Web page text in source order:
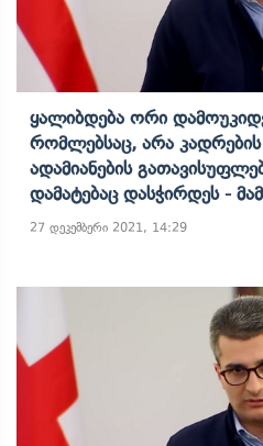
Ყალიბდება Ორი
Რომლებსაც, Არა Კადრების
Ადამიანების
Დამატებაც Დასჭირდეს -
27 დეკემბერი 2021, 14:29